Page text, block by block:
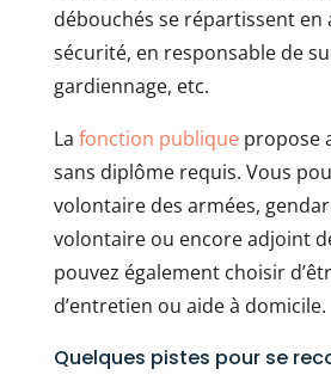
débouchés se répartissent en
sécurité, en responsable de
gardiennage, etc.
La fonction publiquepropose
sans diplôme requis. Vous
volontaire des armées,
volontaire ou encore adjoint
pouvez également choisir
d’entretien ou aide à domicile.
Quelques pistes pour se